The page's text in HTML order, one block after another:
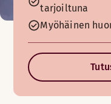
tarjoiltuna
Myöhäinen